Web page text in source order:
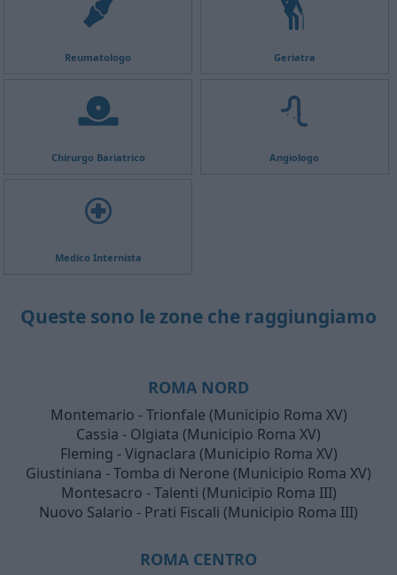
Reumatologo Geriatra
Chirurgo Bariatrico Angiologo
Medico Internista
Queste sono le zone che raggiungiamo
ROMA NORD
Montemario - Trionfale (Municipio Roma XV)
Cassia - Olgiata (Municipio Roma XV)
Fleming - Vignaclara (Municipio Roma XV)
Giustiniana - Tomba di Nerone (Municipio Roma XV)
Montesacro - Talenti (Municipio Roma III)
Nuovo Salario - Prati Fiscali (Municipio Roma III)
ROMA CENTRO